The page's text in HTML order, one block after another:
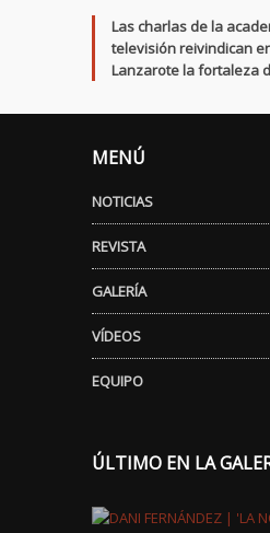
Las charlas de la
televisión reivindican
Lanzarote la fortaleza
MENÚ
NOTICIAS
REVISTA
GALERÍA
VÍDEOS
EQUIPO
ÚLTIMO EN LA